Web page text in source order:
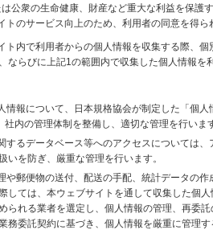
公衆の生命健康、財産など重大な利益を保護
トのサービス向上のため、利用者の同意を得
ト内で利用者からの個人情報を収集する際、
ならびに上記1の範囲内で収集した個人情報を
情報について、日本規格協会が制定した「個
内の管理体制を整備し、適切な管理を行いま
するデータベース等へのアクセスについては
いを防ぎ、厳重な管理を行います。
や郵便物の送付、配送の手配、統計データの
しては、本ウェブサイトを通して収集した個
られる業者を選定し、個人情報の管理、再委
務委託契約に基づき、個人情報を厳重に管理